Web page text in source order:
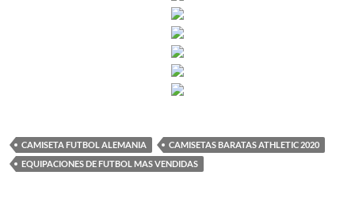
CAMISETA FUTBOL ALEMANIA
CAMISETAS BARATAS ATHLETIC 2020
EQUIPACIONES DE FUTBOL MAS VENDIDAS